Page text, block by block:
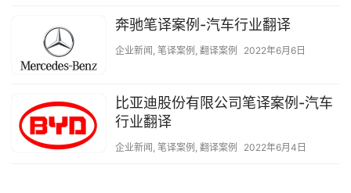
奔驰笔译案例-汽车行业翻译
企业新闻 笔译案例 翻译案例 2022年6月6日
比亚迪股份有限公司笔译案例-汽车
行业翻译
企业新闻 笔译案例 翻译案例 2022年6月4日